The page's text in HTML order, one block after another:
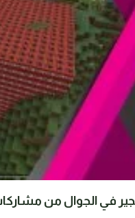
في الجوال من